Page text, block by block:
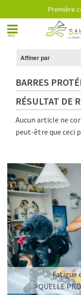
Première
MENU
Affiner par
BARRES
RÉSULTAT DE
Aucun article ne
peut-être que ceci
Fatigue
>QUELLE